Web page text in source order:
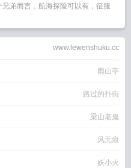
弟而言，航海探险可以有，征服
www.lewenshuku.cc
雨山亭
路过的扑街
梁山老鬼
风无痕
妖小火